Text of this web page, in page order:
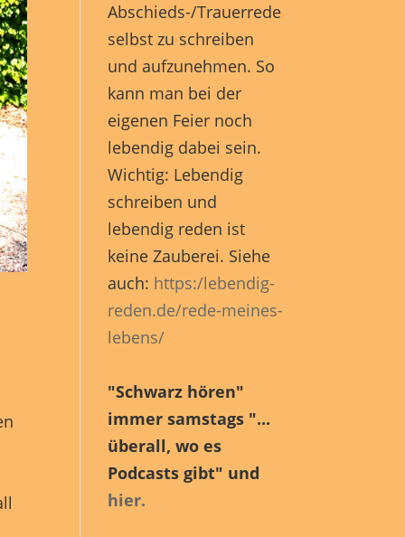
Abschieds-/Trauerrede
selbst zu schreiben
und aufzunehmen. So
kann man bei der
eigenen Feier noch
lebendig dabei sein.
Wichtig: Lebendig
schreiben und
lebendig reden ist
keine Zauberei. Siehe
auch: https:/lebendig-
reden.de/rede-meines-
lebens/
"Schwarz hören"
immer samstags "...
überall, wo es
Podcasts gibt" und
hier.
und
die
Zurück